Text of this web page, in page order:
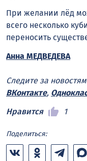
При желании лёд
всего несколько
переносить
Анна МЕДВЕДЕВА
Следите за
ВКонтакте,
Нравится
1
Поделиться: